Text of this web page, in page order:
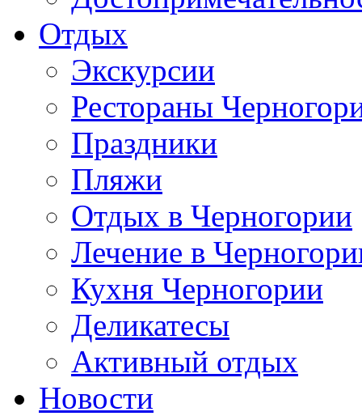
Отдых
Экскурсии
Рестораны
Праздники
Пляжи
Отдых в Черногории
Лечение в
Кухня Черногории
Деликатесы
Активный отдых
Новости